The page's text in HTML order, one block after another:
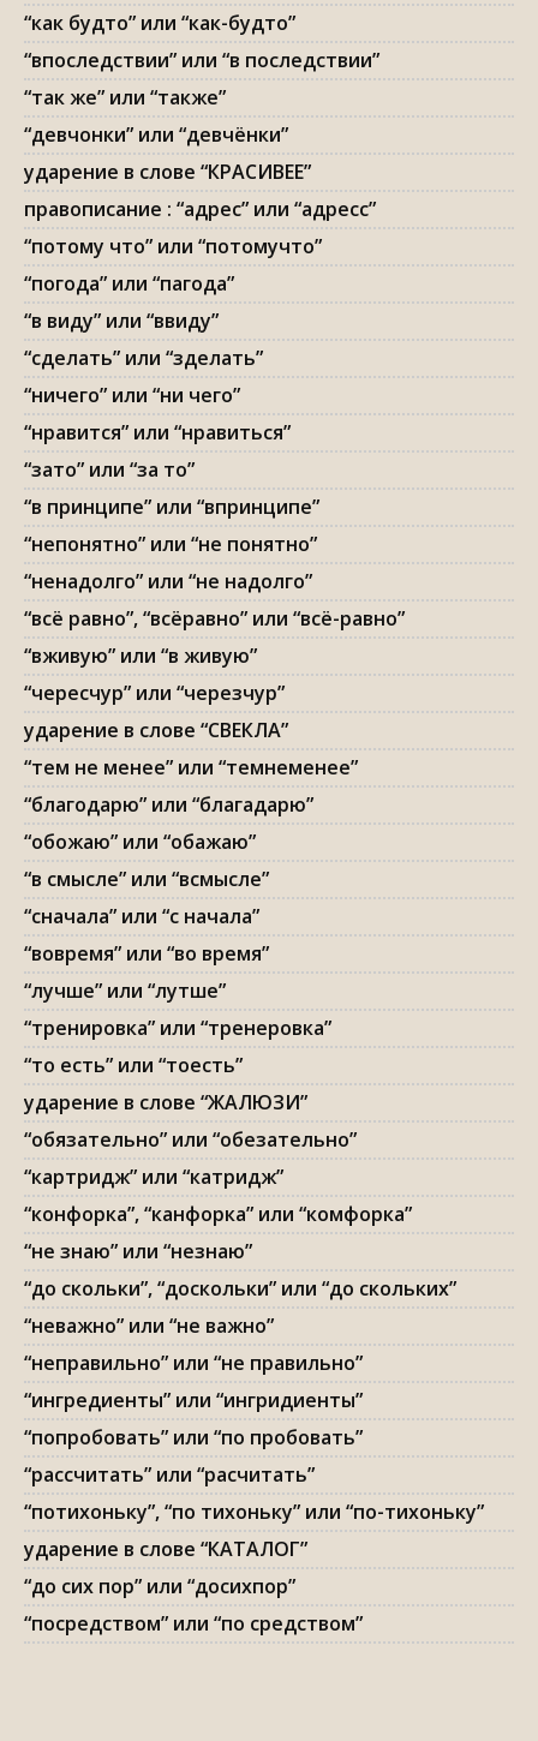
“как будто” или “как-будто”
“впоследствии” или “в последствии”
“так же” или “также”
“девчонки” или “девчёнки”
ударение в слове “КРАСИВЕЕ”
правописание : “адрес” или “адресс”
“потому что” или “потомучто”
“погода” или “пагода”
“в виду” или “ввиду”
“сделать” или “зделать”
“ничего” или “ни чего”
“нравится” или “нравиться”
“зато” или “за то”
“в принципе” или “впринципе”
“непонятно” или “не понятно”
“ненадолго” или “не надолго”
“всё равно”, “всёравно” или “всё-равно”
“вживую” или “в живую”
“чересчур” или “черезчур”
ударение в слове “СВЕКЛА”
“тем не менее” или “темнеменее”
“благодарю” или “благадарю”
“обожаю” или “обажаю”
“в смысле” или “всмысле”
“сначала” или “с начала”
“вовремя” или “во время”
“лучше” или “лутше”
“тренировка” или “тренеровка”
“то есть” или “тоесть”
ударение в слове “ЖАЛЮЗИ”
“обязательно” или “обезательно”
“картридж” или “катридж”
“конфорка”, “канфорка” или “комфорка”
“не знаю” или “незнаю”
“до скольки”, “доскольки” или “до скольких”
“неважно” или “не важно”
“неправильно” или “не правильно”
“ингредиенты” или “ингридиенты”
“попробовать” или “по пробовать”
“рассчитать” или “расчитать”
“потихоньку”, “по тихоньку” или “по-тихоньку”
ударение в слове “КАТАЛОГ”
“до сих пор” или “досихпор”
“посредством” или “по средством”